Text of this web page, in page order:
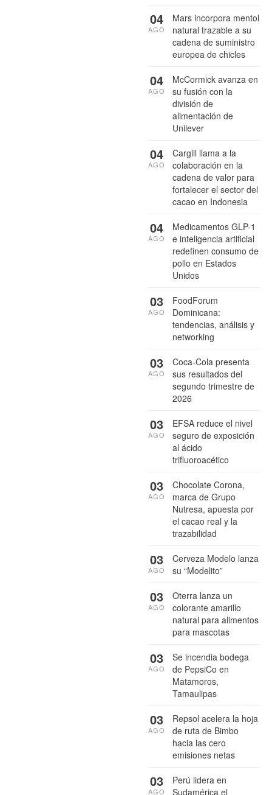
Mars incorpora mentol
natural trazable a su
cadena de suministro
europea de chicles
04
AGO
McCormick avanza en
su fusión con la
división de
alimentación de
Unilever
04
AGO
Cargill llama a la
colaboración en la
cadena de valor para
fortalecer el sector del
cacao en Indonesia
04
AGO
Medicamentos GLP-1
e inteligencia artificial
redefinen consumo de
pollo en Estados
Unidos
04
AGO
FoodForum
Dominicana:
tendencias, análisis y
networking
03
AGO
Coca-Cola presenta
sus resultados del
segundo trimestre de
2026
03
AGO
EFSA reduce el nivel
seguro de exposición
al ácido
trifluoroacético
03
AGO
Chocolate Corona,
marca de Grupo
Nutresa, apuesta por
el cacao real y la
trazabilidad
03
AGO
Cerveza Modelo lanza
su “Modelito”
03
AGO
Oterra lanza un
colorante amarillo
natural para alimentos
para mascotas
03
AGO
Se incendia bodega
de PepsiCo en
Matamoros,
Tamaulipas
03
AGO
Repsol acelera la hoja
de ruta de Bimbo
hacia las cero
emisiones netas
03
AGO
Perú lidera en
Sudamérica el
03
AGO